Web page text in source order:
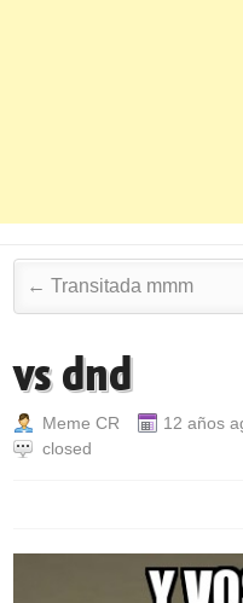
Post
← Transitada mmm
vs dnd
Meme CR 12 años
closed